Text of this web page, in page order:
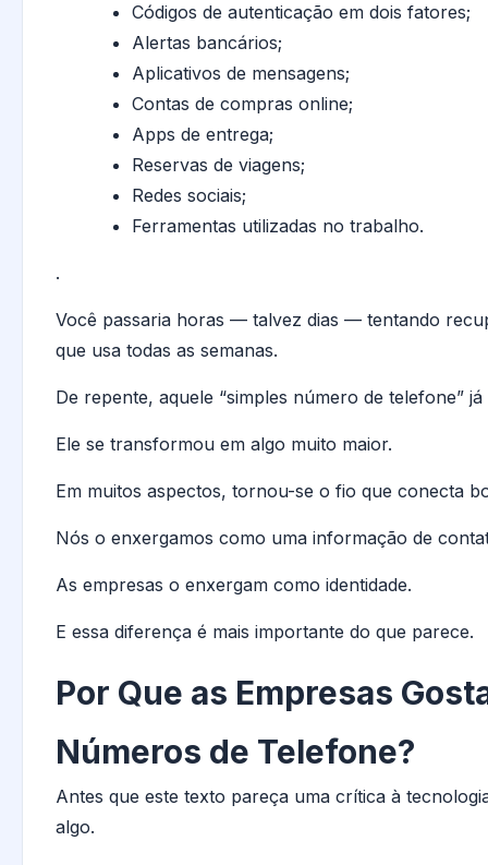
Códigos de autenticação em dois fatores;
Alertas bancários;
Aplicativos de mensagens;
Contas de compras online;
Apps de entrega;
Reservas de viagens;
Redes sociais;
Ferramentas utilizadas no trabalho.
.
Você passaria horas — talvez dias — tentando
que usa todas as semanas.
De repente, aquele “simples número de telefone”
Ele se transformou em algo muito maior.
Em muitos aspectos, tornou-se o fio que conecta
Nós o enxergamos como uma informação de
As empresas o enxergam como identidade.
E essa diferença é mais importante do que parece.
Por Que as Empresas
Números de Telefone?
Antes que este texto pareça uma crítica à
algo.